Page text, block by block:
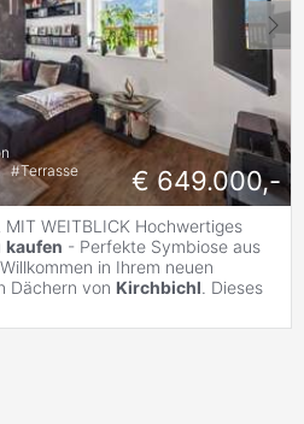
#Terrasse
€ 649.000,-
MIT WEITBLICK Hochwertiges
kaufen - Perfekte Symbiose aus
in Ihrem neuen
Dächern von Kirchbichl. Dieses